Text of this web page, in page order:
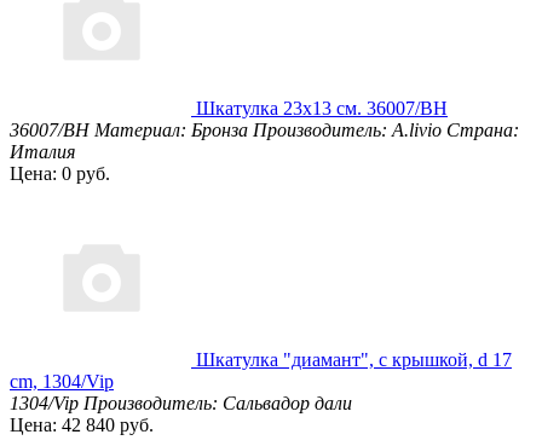
Шкатулка 23х13 см. 36007/BH
36007/BH Материал: Бронза Производитель: A.livio Страна:
Италия
Цена: 0 руб.
Шкатулка "диамант", с крышкой, d 17
cm, 1304/Vip
1304/Vip Производитель: Сальвадор дали
Цена: 42 840 руб.